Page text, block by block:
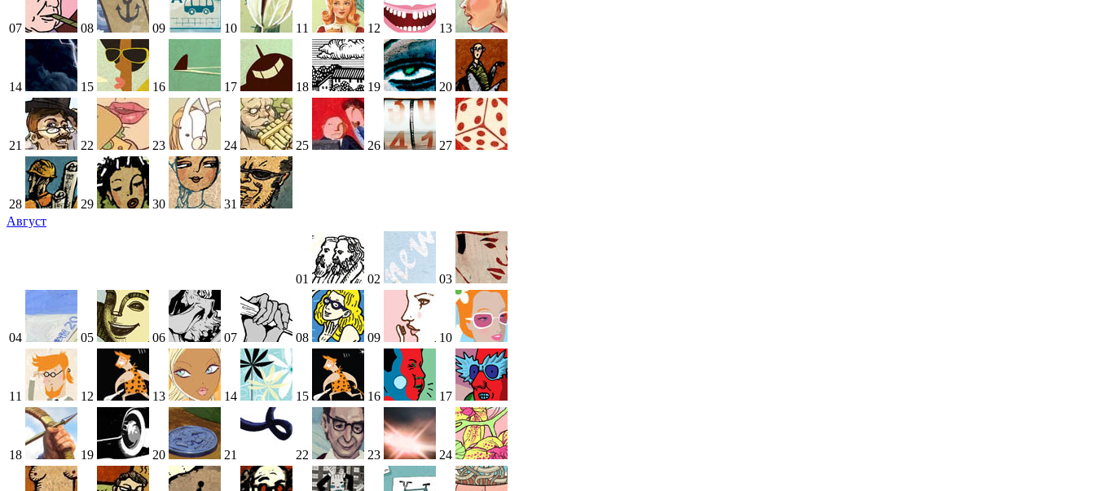
07 08 09 10 11 12 13
14 15 16 17 18 19 20
21 22 23 24 25 26 27
28 29 30
31
Август
01 02 03
04 05 06 07 08 09 10
11 12 13 14 15 16 17
18 19 20 21 22 23 24